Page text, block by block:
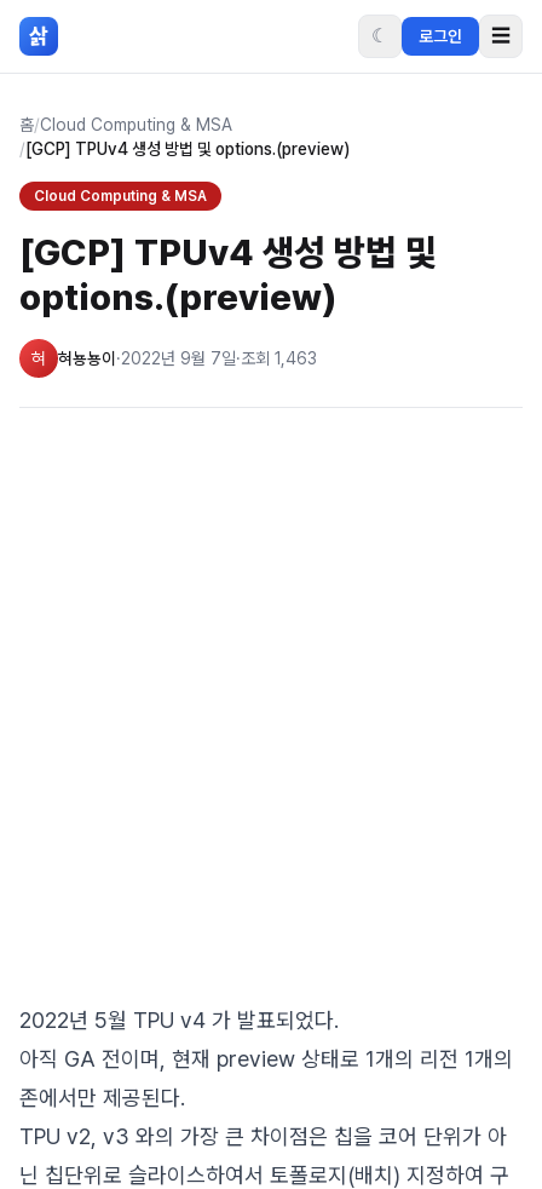
본문 바로가기
삵 ☾ 로그인 ☰
홈/Cloud Computing & MSA
/ [GCP] TPUv4 생성 방법 및 options.(preview)
Cloud Computing & MSA
[GCP] TPUv4 생성 방법 및
options.(preview)
혀 혀뇽뇽이 ·2022년 9월 7일·조회 1,463
2022년 5월 TPU v4 가 발표되었다.
아직 GA 전이며, 현재 preview 상태로 1개의 리전 1개의
존에서만 제공된다.
TPU v2, v3 와의 가장 큰 차이점은 칩을 코어 단위가 아
닌 칩단위로 슬라이스하여서 토폴로지(배치) 지정하여 구